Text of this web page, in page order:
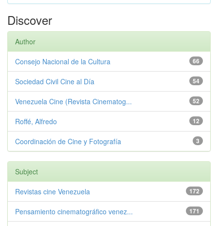
Discover
Author
66
Consejo Nacional de la Cultura
54
Sociedad Civil Cine al Día
52
Venezuela Cine (Revista Cinematog...
12
Roffé, Alfredo
3
Coordinación de Cine y Fotografía
Subject
172
Revistas cine Venezuela
171
Pensamiento cinematográfico venez...